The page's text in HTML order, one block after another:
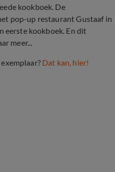
kookboek. De
pop-up restaurant Gustaaf in
eerste kookboek. En dit
meer...
Dat kan, hier!